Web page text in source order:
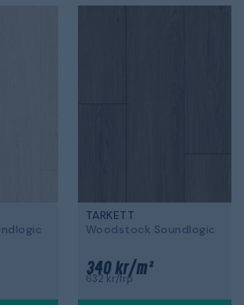
TARKETT
Woodstock Soundlogic
340 kr/m²
632 kr/frp